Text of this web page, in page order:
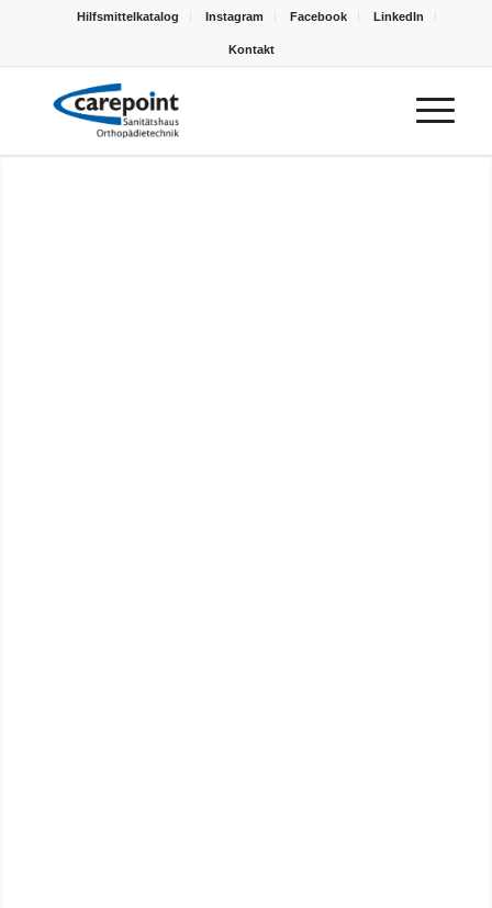
Hilfsmittelkatalog Instagram Facebook LinkedIn
Kontakt